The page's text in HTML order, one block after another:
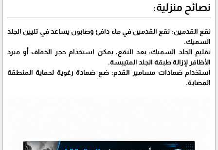
نصائح منزلية:
نقع القدمين: نقع القدمين في ماء دافئ وصابون يساعد في تليين الجلد
السميك.
تقليم الجلد السميك: بعد النقع، يمكن استخدام حجر الخفاف أو مبرد
الأظافر لإزالة طبقة الجلد المتيبسة.
استخدام ضمادات مسامير القدم: ضع ضمادة رغوية لحماية المنطقة
المصابة.